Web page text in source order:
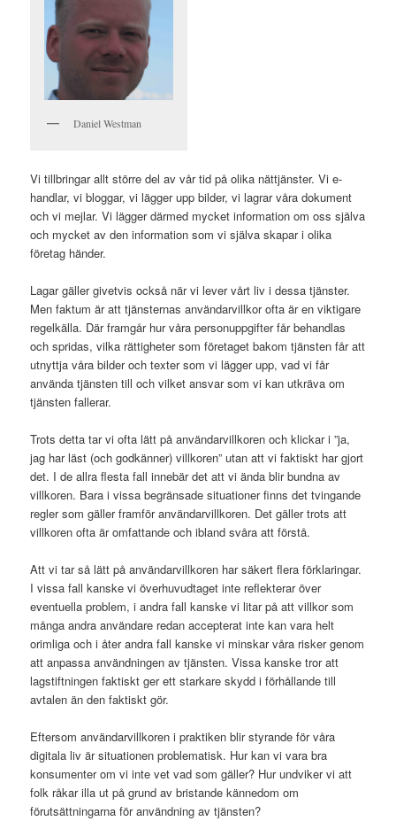
Daniel Westman
Vi tillbringar allt större del av vår tid på olika nättjänster. Vi e-
handlar, vi bloggar, vi lägger upp bilder, vi lagrar våra dokument
och vi mejlar. Vi lägger därmed mycket information om oss själva
och mycket av den information som vi själva skapar i olika
företag händer.
Lagar gäller givetvis också när vi lever vårt liv i dessa tjänster.
Men faktum är att tjänsternas användarvillkor ofta är en viktigare
regelkälla. Där framgår hur våra personuppgifter får behandlas
och spridas, vilka rättigheter som företaget bakom tjänsten får att
utnyttja våra bilder och texter som vi lägger upp, vad vi får
använda tjänsten till och vilket ansvar som vi kan utkräva om
tjänsten fallerar.
Trots detta tar vi ofta lätt på användarvillkoren och klickar i ”ja,
jag har läst (och godkänner) villkoren” utan att vi faktiskt har gjort
det. I de allra flesta fall innebär det att vi ända blir bundna av
villkoren. Bara i vissa begränsade situationer finns det tvingande
regler som gäller framför användarvillkoren. Det gäller trots att
villkoren ofta är omfattande och ibland svåra att förstå.
Att vi tar så lätt på användarvillkoren har säkert flera förklaringar.
I vissa fall kanske vi överhuvudtaget inte reflekterar över
eventuella problem, i andra fall kanske vi litar på att villkor som
många andra användare redan accepterat inte kan vara helt
orimliga och i åter andra fall kanske vi minskar våra risker genom
att anpassa användningen av tjänsten. Vissa kanske tror att
lagstiftningen faktiskt ger ett starkare skydd i förhållande till
avtalen än den faktiskt gör.
Eftersom användarvillkoren i praktiken blir styrande för våra
digitala liv är situationen problematisk. Hur kan vi vara bra
konsumenter om vi inte vet vad som gäller? Hur undviker vi att
folk råkar illa ut på grund av bristande kännedom om
förutsättningarna för användning av tjänsten?